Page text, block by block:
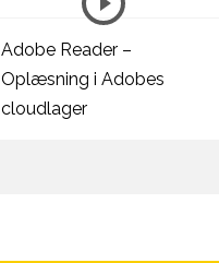
Adobe Reader –
Oplæsning i Adobes
cloudlager